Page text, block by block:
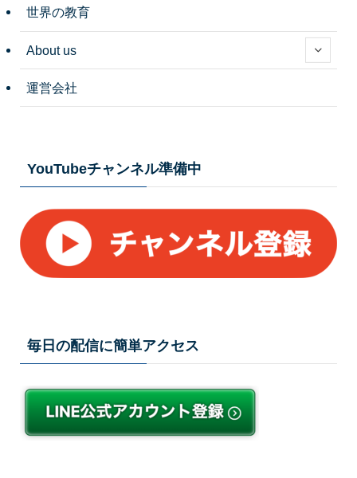
世界の教育
About us
運営会社
YouTubeチャンネル準備中
毎日の配信に簡単アクセス